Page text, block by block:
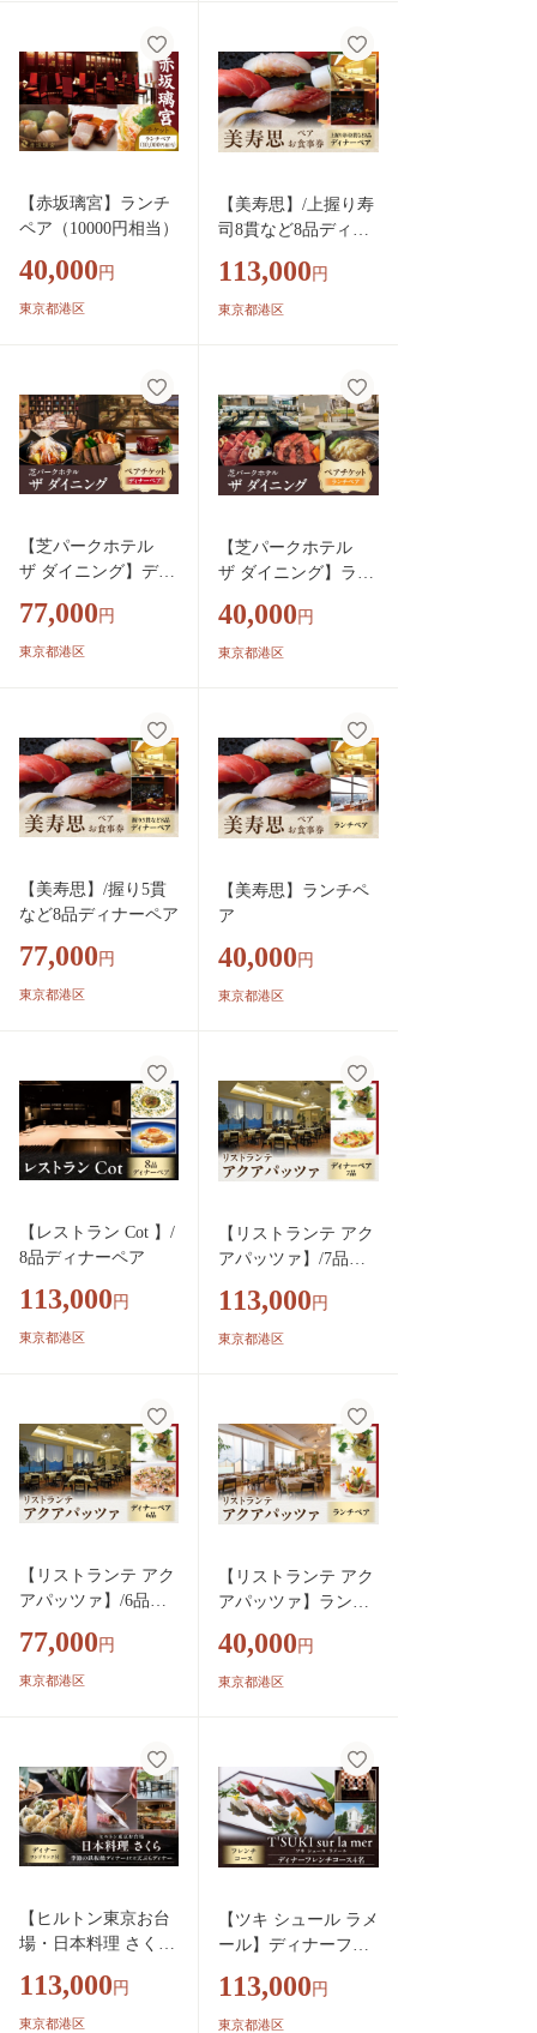
【赤坂璃宮】ランチ
ペア（10000円相当）
40,000 円
東京都港区
【美寿思】/上握り寿
司8貫など8品ディナ
113,000 円
東京都港区
【芝パークホテル
ザ ダイニング】ディ
77,000 円
東京都港区
【芝パークホテル
ザ ダイニング】ラン
40,000 円
東京都港区
【美寿思】/握り5貫
など8品ディナーペア
77,000 円
東京都港区
【美寿思】ランチペ
ア
40,000 円
東京都港区
【レストラン Cot 】/
8品ディナーペア
113,000 円
東京都港区
【リストランテ アク
アパッツァ】/7品デ
113,000 円
東京都港区
【リストランテ アク
アパッツァ】/6品デ
77,000 円
東京都港区
【リストランテ アク
アパッツァ】ランチ
40,000 円
東京都港区
【ヒルトン東京お台
場・日本料理 さく
113,000 円
東京都港区
【ツキ シュール ラメ
ール】ディナーフレ
113,000 円
東京都港区